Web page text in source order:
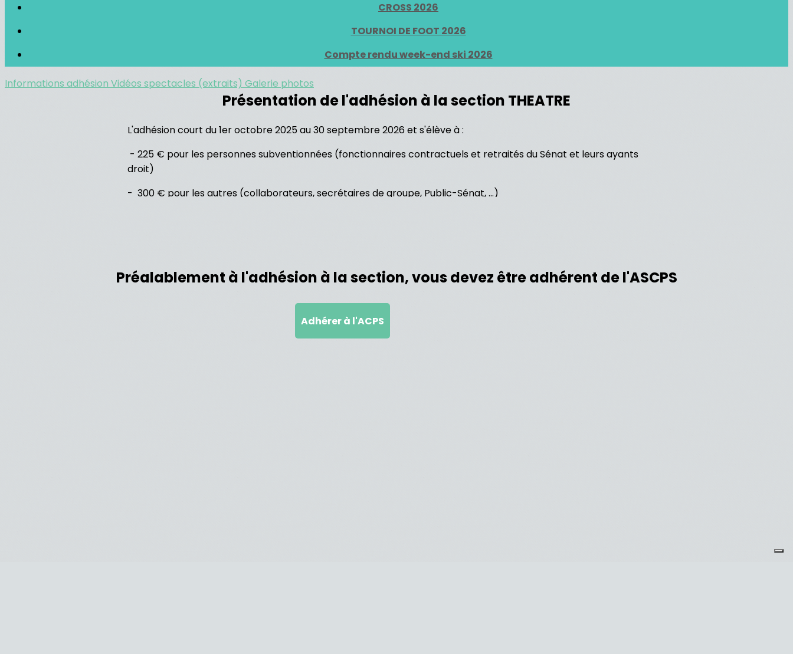
CROSS 2026
TOURNOI DE FOOT 2026
Compte rendu week-end ski 2026
Informations adhésion Vidéos spectacles (extraits) Galerie photos
Présentation de l'adhésion à la section THEATRE
L'adhésion court du 1er octobre 2025 au 30 septembre 2026 et s'élève à :
- 225 € pour les personnes subventionnées (fonctionnaires contractuels et retraités du Sénat et leurs ayants
droit)
- 300 € pour les autres (collaborateurs, secrétaires de groupe, Public-Sénat, ...)
Préalablement à l'adhésion à la section, vous devez être adhérent de l'ASCPS
Adhérer à l'ACPS